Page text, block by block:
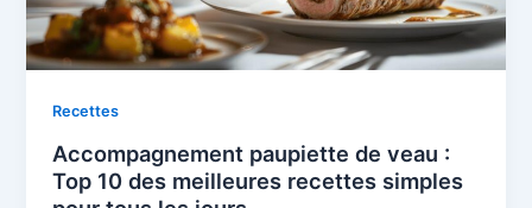
Recettes
Accompagnement paupiette de veau :
Top 10 des meilleures recettes simples